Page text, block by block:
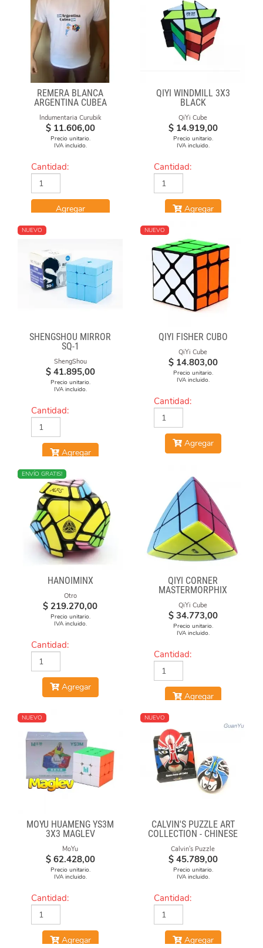
REMERA BLANCA
ARGENTINA CUBEA
Indumentaria Curubik
$ 11.606,00
Precio unitario.
IVA incluido.
Cantidad:
Agregar
QIYI WINDMILL 3X3
BLACK
QiYi Cube
$ 14.919,00
Precio unitario.
IVA incluido.
Cantidad:
Agregar
NUEVO
SHENGSHOU MIRROR
SQ-1
ShengShou
$ 41.895,00
Precio unitario.
IVA incluido.
Cantidad:
Agregar
NUEVO
QIYI FISHER CUBO
QiYi Cube
$ 14.803,00
Precio unitario.
IVA incluido.
Cantidad:
Agregar
NUEVO
ENVÍO GRATIS!
HANOIMINX
Otro
$ 219.270,00
Precio unitario.
IVA incluido.
Cantidad:
Agregar
QIYI CORNER
MASTERMORPHIX
QiYi Cube
$ 34.773,00
Precio unitario.
IVA incluido.
Cantidad:
Agregar
NUEVO
MOYU HUAMENG YS3M
3X3 MAGLEV
MoYu
$ 62.428,00
Precio unitario.
IVA incluido.
Cantidad:
Agregar
NUEVO
CALVIN'S PUZZLE ART
COLLECTION - CHINESE
OPERA FACE-OFF CUBE
(RED & BLUE MASKS)
Calvin's Puzzle
$ 45.789,00
Precio unitario.
IVA incluido.
Cantidad:
Agregar